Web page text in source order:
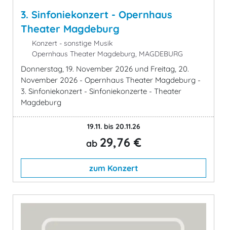
3. Sinfoniekonzert - Opernhaus
Theater Magdeburg
Konzert - sonstige Musik
Opernhaus Theater Magdeburg, MAGDEBURG
Donnerstag, 19. November 2026 und Freitag, 20.
November 2026 - Opernhaus Theater Magdeburg -
3. Sinfoniekonzert - Sinfoniekonzerte - Theater
Magdeburg
19.11. bis 20.11.26
ab 29,76 €
zum Konzert